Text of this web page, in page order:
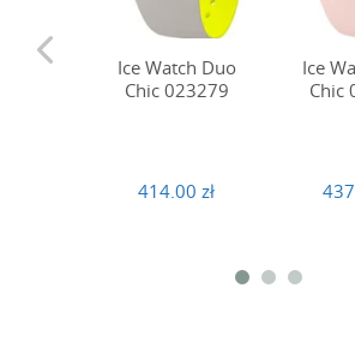
Ice Watch Duo
Chic 023279
414.00 zł
Ice
Chic